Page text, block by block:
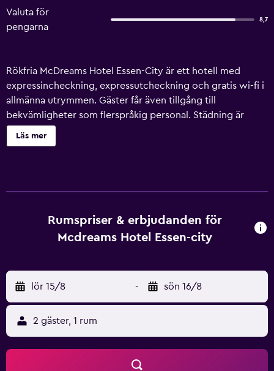
Valuta för
pengarna
8,7
Rökfria McDreams Hotel Essen-City är ett hotell med
expressincheckning, expressutcheckning och gratis wi-fi i
allmänna utrymmen. Gäster får även tillgång till
bekvämligheter som flerspråkig personal. Städning är
tillgänglig på begäran. McDreams Hotel Essen-City
erbjuder 102 rum med hårtork och gratis toalettartiklar.
Läs mer
Rumspriser & erbjudanden för
Mcdreams Hotel Essen-city
lör 15/8 - sön 16/8
2 gäster, 1 rum